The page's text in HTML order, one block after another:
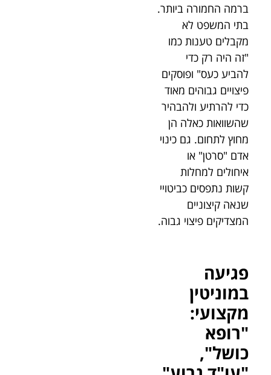
ברמה החמורה ביותר.
בתי המשפט לא
מקבלים טענות כמו
"זה היה רק כדי
להביע כעס" ופוסקים
פיצויים גבוהים מאוד
כדי להרתיע ולהבהיר
שהשוואות כאלה הן
מחוץ לתחום. גם כינוי
אדם "סרטן" או
איחולים למחלות
קשות נתפסים כביטויי
שנאה קיצוניים
המצדיקים פיצוי גבוה.
פגיעה
במוניטין
מקצועי:
"רופא
כושל",